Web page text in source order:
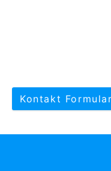
Kontakt Formular